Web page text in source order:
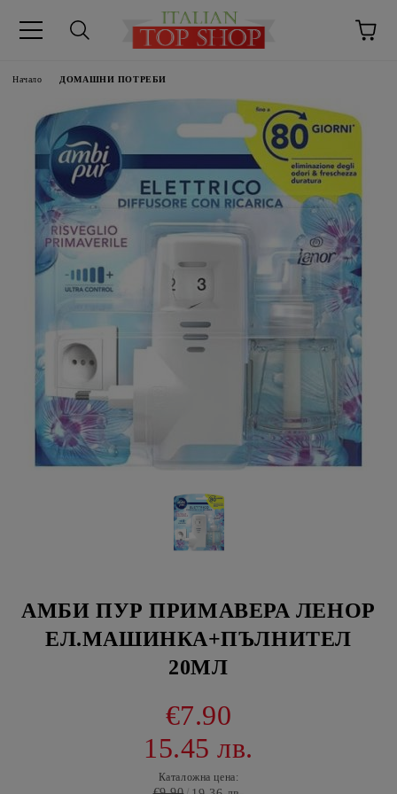
Начало ДОМАШНИ ПОТРЕБИ
АМБИ ПУР ПРИМАВЕРА ЛЕНОР
ЕЛ.МАШИНКА+ПЪЛНИТЕЛ
20МЛ
€7.90
15.45 лв.
Каталожна цена: